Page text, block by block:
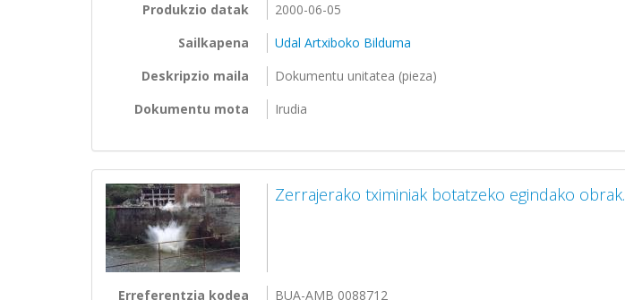
Produkzio datak
2000-06-05
Sailkapena
Udal Artxiboko Bilduma
Deskripzio maila
Dokumentu unitatea (pieza)
Dokumentu mota
Irudia
Zerrajerako tximiniak botatzeko egindako obrak.
Erreferentzia kodea
BUA-AMB 0088712